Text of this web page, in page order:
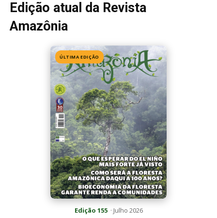
Edição 155· Julho 2026
📖 Ler agora
Mais lidas da semana